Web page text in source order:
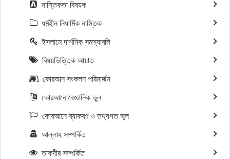
নাস্তিকতা বিষয়ক
ধর্মহীন নিধার্মিক নাস্তিক
ইসলামে দার্শনিক সমস্যাবলি
বিষয়ভিত্তিক আয়াত
কোরআন সংকলন পরিমার্জন
কোরআনে বৈজ্ঞানিক ভুল
কোরআনে ব্যাকরণ ও তথ্যগত ভুল
আল্লাহ সম্পর্কিত
তাকদীর সম্পর্কিত